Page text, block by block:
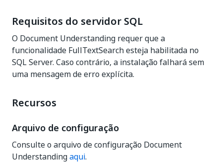
Requisitos do servidor SQL
O Document Understanding requer que a
funcionalidade FullTextSearch esteja habilitada no
SQL Server. Caso contrário, a instalação falhará sem
uma mensagem de erro explícita.
Recursos
Arquivo de configuração
Consulte o arquivo de configuração Document
Understandingaqui.